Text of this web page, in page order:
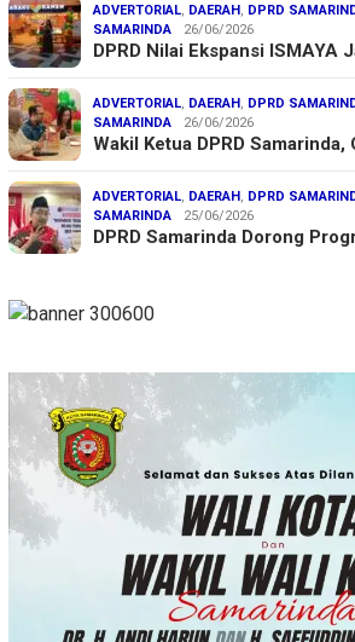
ADVERTORIAL, DAERAH , DPRD
SAMARINDA
26/06/2026
DPRD Nilai Ekspansi ISMAYA
ADVERTORIAL, DAERAH , DPRD
SAMARINDA
26/06/2026
Wakil Ketua DPRD
ADVERTORIAL, DAERAH , DPRD
SAMARINDA
25/06/2026
DPRD Samarinda Dorong